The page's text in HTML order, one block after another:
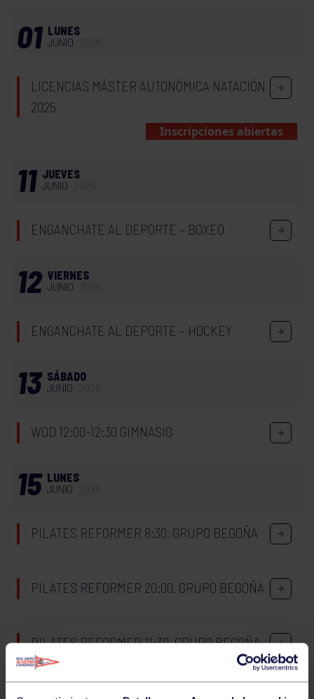
01 LUNES
JUNIO
LICENCIAS MÁSTER AUTONÓMICA NATACIÓN
2025
Inscripciones abiertas
11 JUEVES
JUNIO
ENGANCHATE AL DEPORTE – BOXEO
12 VIERNES
JUNIO
ENGANCHATE AL DEPORTE – HOCKEY
13 SÁBADO
JUNIO
WOD 12:00-12:30 GIMNASIO
15 LUNES
JUNIO
PILATES REFORMER 8:30. GRUPO BEGOÑA
PILATES REFORMER 20:00. GRUPO BEGOÑA
PILATES REFORMER 11:30. GRUPO BEGOÑA